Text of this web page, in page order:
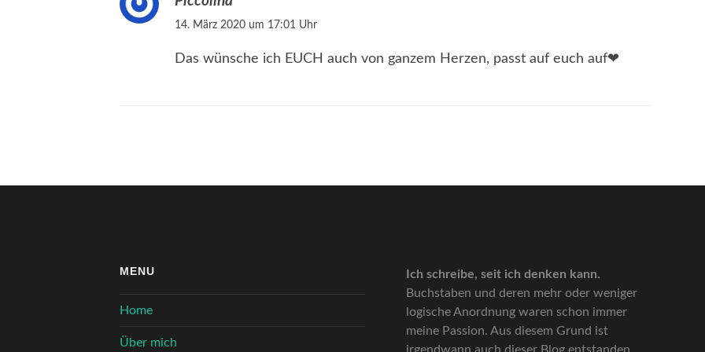
14. März 2020 um 17:01 Uhr
Das wünsche ich EUCH auch von ganzem Herzen, passt auf euch auf❤
MENU
Home
Über mich
Ich schreibe, seit ich denken kann.
Buchstaben und deren mehr oder weniger
logische Anordnung waren schon immer
meine Passion. Aus diesem Grund ist